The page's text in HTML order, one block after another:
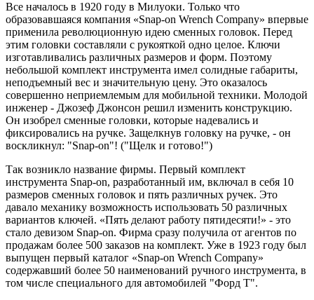
Все началось в 1920 году в Милуоки. Только что
образовавшаяся компания «Snap-on Wrench Company» впервые
применила революционную идею сменных головок. Перед
этим головки составляли с рукояткой одно целое. Ключи
изготавливались различных размеров и форм. Поэтому
небольшой комплект инструмента имел солидные габариты,
неподъемный вес и значительную цену. Это оказалось
совершенно неприемлемым для мобильной техники. Молодой
инженер - Джозеф Джонсон решил изменить конструкцию.
Он изобрел сменные головки, которые надевались и
фиксировались на ручке. Защелкнув головку на ручке, - он
воскликнул: "Snap-on"! ("Щелк и готово!")
Так возникло название фирмы. Первый комплект
инструмента Snap-on, разработанный им, включал в себя 10
размеров сменных головок и пять различных ручек. Это
давало механику возможность использовать 50 различных
вариантов ключей. «Пять делают работу пятидесяти!» - это
стало девизом Snap-on. Фирма сразу получила от агентов по
продажам более 500 заказов на комплект. Уже в 1923 году был
выпущен первый каталог «Snap-on Wrench Company»
содержавший более 50 наименований ручного инструмента, в
том числе специального для автомобилей "Форд Т".